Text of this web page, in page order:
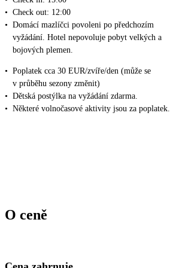
• Check out: 12:00
• Domácí mazlíčci povoleni po předchozím
vyžádání. Hotel nepovoluje pobyt velkých a
bojových plemen.
• Poplatek cca 30 EUR/zvíře/den (může se
v průběhu sezony změnit)
• Dětská postýlka na vyžádání zdarma.
• Některé volnočasové aktivity jsou za poplatek.
O ceně